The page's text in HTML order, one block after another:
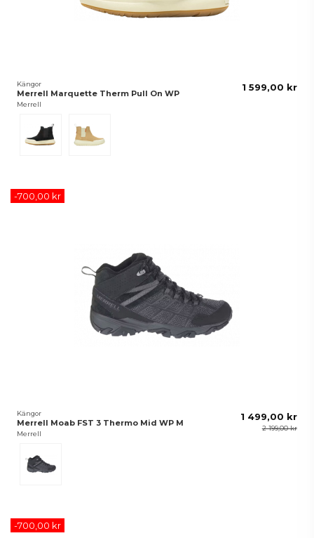
Kängor
Merrell Marquette Therm Pull On WP
Merrell
Black
1 599,00 kr
-700,00 kr
Kängor
Merrell Moab FST 3 Thermo Mid WP M
Merrell
1 499,00 kr
2 199,00 kr
-700,00 kr